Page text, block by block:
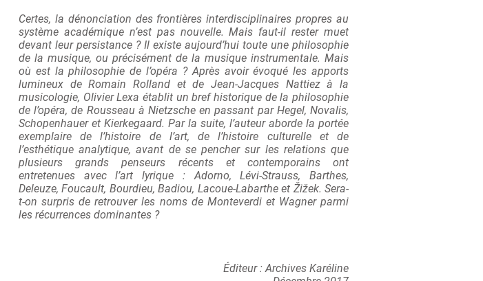
Certes, la dénonciation des frontières interdisciplinaires propres au
système académique n’est pas nouvelle. Mais faut-il rester muet
devant leur persistance ? Il existe aujourd’hui toute une philosophie
de la musique, ou précisément de la musique instrumentale. Mais
où est la philosophie de l’opéra ? Après avoir évoqué les apports
lumineux de Romain Rolland et de Jean-Jacques Nattiez à la
musicologie, Olivier Lexa établit un bref historique de la philosophie
de l’opéra, de Rousseau à Nietzsche en passant par Hegel, Novalis,
Schopenhauer et Kierkegaard. Par la suite, l’auteur aborde la portée
exemplaire de l’histoire de l’art, de l’histoire culturelle et de
l’esthétique analytique, avant de se pencher sur les relations que
plusieurs grands penseurs récents et contemporains ont
entretenues avec l’art lyrique : Adorno, Lévi-Strauss, Barthes,
Deleuze, Foucault, Bourdieu, Badiou, Lacoue-Labarthe et Žižek. Sera-
t-on surpris de retrouver les noms de Monteverdi et Wagner parmi
les récurrences dominantes ?
Éditeur ‏: ‎Archives Karéline